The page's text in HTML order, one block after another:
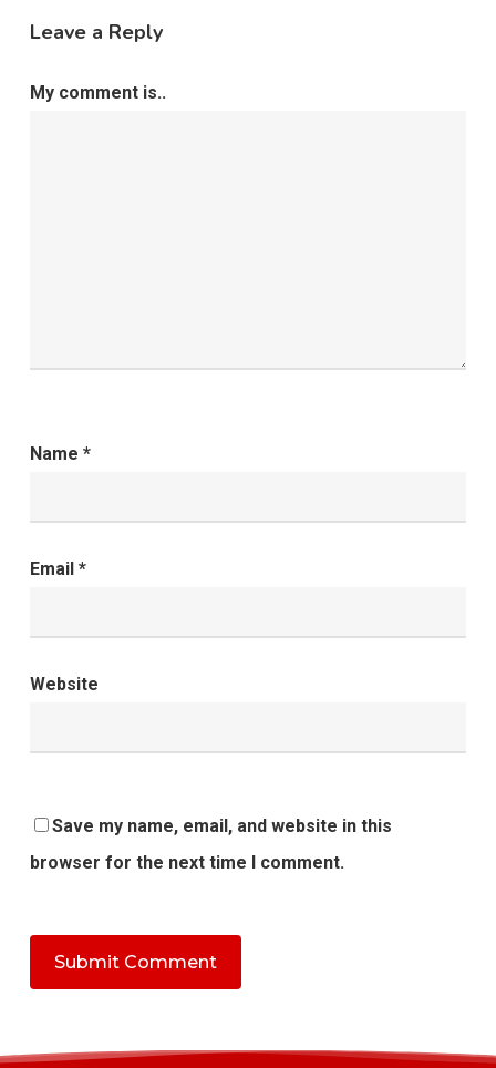
Leave a Reply
My comment is..
Name *
Email *
Website
Save my name, email, and website in this
browser for the next time I comment.